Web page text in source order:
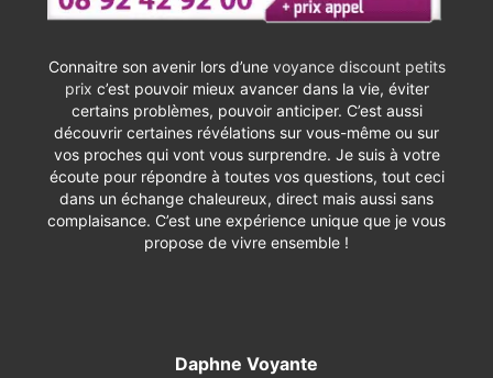
Connaitre son avenir lors d’une voyance discount petits
prix c’est pouvoir mieux avancer dans la vie, éviter
certains problèmes, pouvoir anticiper. C’est aussi
découvrir certaines révélations sur vous-même ou sur
vos proches qui vont vous surprendre. Je suis à votre
écoute pour répondre à toutes vos questions, tout ceci
dans un échange chaleureux, direct mais aussi sans
complaisance. C’est une expérience unique que je vous
propose de vivre ensemble !
Daphne Voyante